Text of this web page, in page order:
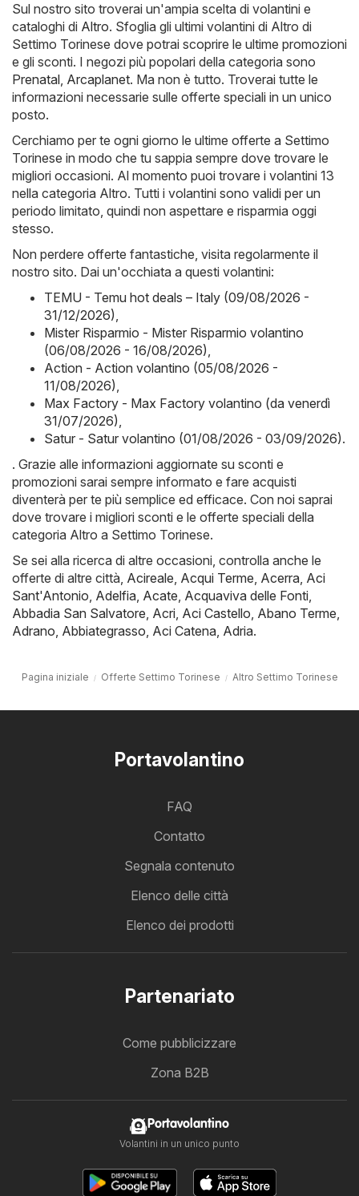
Sul nostro sito troverai un'ampia scelta di volantini e
cataloghi di Altro. Sfoglia gli ultimi volantini di Altro di
Settimo Torinese dove potrai scoprire le ultime promozioni
e gli sconti. I negozi più popolari della categoria sono
Prenatal, Arcaplanet. Ma non è tutto. Troverai tutte le
informazioni necessarie sulle offerte speciali in un unico
posto.
Cerchiamo per te ogni giorno le ultime offerte a Settimo
Torinese in modo che tu sappia sempre dove trovare le
migliori occasioni. Al momento puoi trovare i volantini 13
nella categoria Altro. Tutti i volantini sono validi per un
periodo limitato, quindi non aspettare e risparmia oggi
stesso.
Non perdere offerte fantastiche, visita regolarmente il
nostro sito. Dai un'occhiata a questi volantini:
TEMU - Temu hot deals – Italy (09/08/2026 -
31/12/2026),
Mister Risparmio - Mister Risparmio volantino
(06/08/2026 - 16/08/2026),
Action - Action volantino (05/08/2026 -
11/08/2026),
Max Factory - Max Factory volantino (da venerdì
31/07/2026),
Satur - Satur volantino (01/08/2026 - 03/09/2026).
. Grazie alle informazioni aggiornate su sconti e
promozioni sarai sempre informato e fare acquisti
diventerà per te più semplice ed efficace. Con noi saprai
dove trovare i migliori sconti e le offerte speciali della
categoria Altro a Settimo Torinese.
Se sei alla ricerca di altre occasioni, controlla anche le
offerte di altre città, Acireale, Acqui Terme, Acerra, Aci
Sant'Antonio, Adelfia, Acate, Acquaviva delle Fonti,
Abbadia San Salvatore, Acri, Aci Castello, Abano Terme,
Adrano, Abbiategrasso, Aci Catena, Adria.
Pagina iniziale Offerte Settimo Torinese Altro Settimo Torinese
Portavolantino
FAQ
Contatto
Segnala contenuto
Elenco delle città
Elenco dei prodotti
Partenariato
Come pubblicizzare
Zona B2B
Portavolantino
Volantini in un unico punto